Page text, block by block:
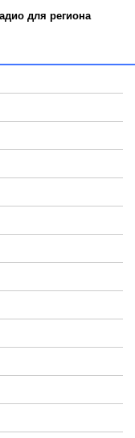
для региона